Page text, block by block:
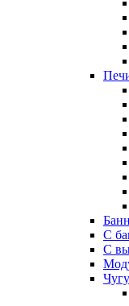
С
С